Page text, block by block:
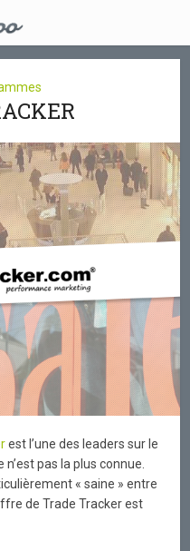
est l’une des leaders sur le
pas la plus connue.
« saine » entre
de Trade Tracker est